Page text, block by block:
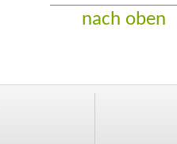
nach oben